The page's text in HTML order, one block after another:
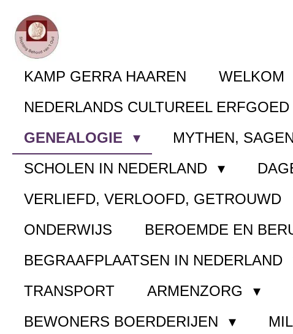
Ga
direct
naar
hoofdinhoud
KAMP GERRA HAAREN WELKOM
NEDERLANDS CULTUREEL ERFGOED
GENEALOGIE
MYTHEN,
SCHOLEN IN NEDERLAND
VERLIEFD, VERLOOFD, GETROUWD
ONDERWIJS
BEROEMDE EN
BEGRAAFPLAATSEN IN NEDERLAND
TRANSPORT
ARMENZORG
BEWONERS BOERDERIJEN